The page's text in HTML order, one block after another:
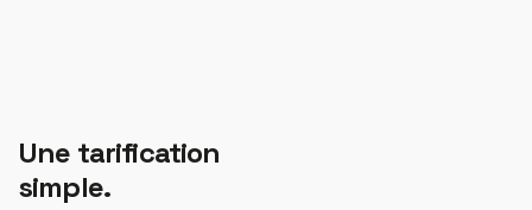
Une tarification
simple.